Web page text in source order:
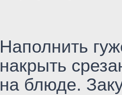
Наполнить
накрыть
на блюде.